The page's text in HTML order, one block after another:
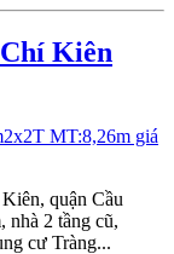
Kiên
quận Cầu
nhà 2 tầng cũ,
cư Tràng...